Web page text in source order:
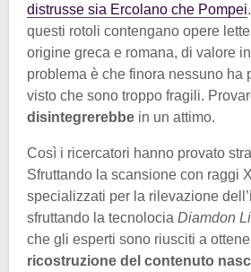
distrusse sia Ercolano che Pompei
questi rotoli contengano opere
origine greca e romana, di valore
problema è che finora nessuno ha
visto che sono troppo fragili.
disintegrerebbe in un attimo.
Così i ricercatori hanno provato
Sfruttando la scansione con raggi
specializzati per la rilevazione
sfruttando la tecnolocia Diamdon
che gli esperti sono riusciti a
ricostruzione del contenuto